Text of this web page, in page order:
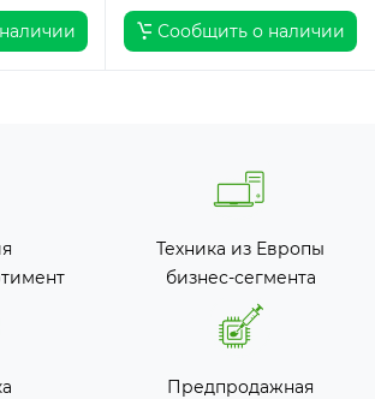
Сообщить о наличии
Техника из Европы
бизнес-сегмента
Предпродажная